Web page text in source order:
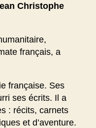
Christophe
français, a
française. Ses
ses écrits. Il a
: récits, carnets
et d’aventure.